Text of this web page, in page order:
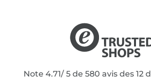
Note 4.71/ 5 de 580 avis des 12